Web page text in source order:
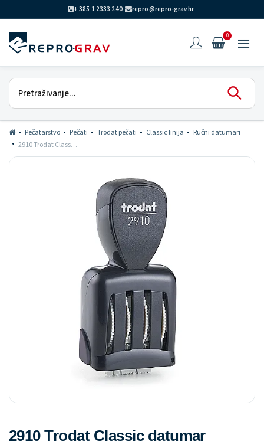
+ 385 1 2333 240 repro@repro-grav.hr
0
Pečatarstvo Pečati Trodat pečati Classic linija
Ručni datumari
2910 Trodat Classic datumar
2910 Trodat Classic datumar